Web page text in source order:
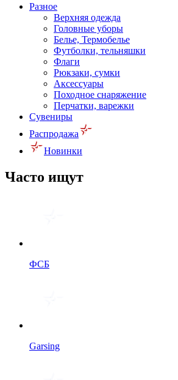
Разное
Верхняя одежда
Головные уборы
Белье, Термобелье
Футболки, тельняшки
Флаги
Рюкзаки, сумки
Аксессуары
Походное снаряжение
Перчатки, варежки
Сувениры
Распродажа
Новинки
Часто ищут
ФСБ
Garsing